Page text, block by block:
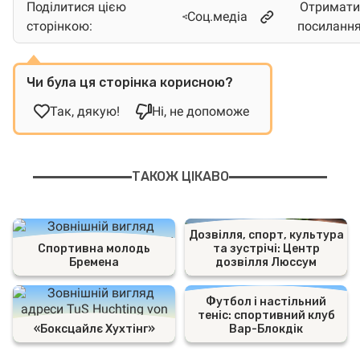
Поділитися цією
сторінкою:
Соц.медіа
Отримати
Чи була ця сторінка корисною?
Так, дякую!
Ні, не допоможе
ТАКОЖ ЦІКАВО
Спортивна молодь
Бремена
Дозвілля, спорт, культура
та зустрічі: Центр
дозвілля Люссум
«Боксцайлє Хухтінг»
Футбол і настільний
теніс: спортивний клуб
Вар-Блокдік